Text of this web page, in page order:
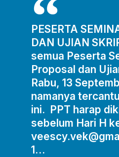
PESERTA
DAN UJIAN
semua Peserta
Proposal dan
Rabu, 13
namanya
ini. PPT harap
sebelum Hari H
1…